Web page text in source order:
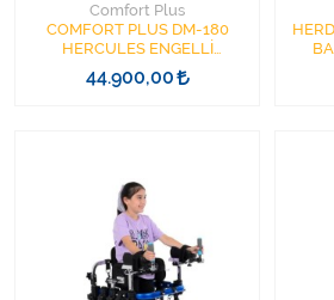
Comfort Plus
COMFORT PLUS DM-180
HERCULES ENGELLİ
TRANSFER LiFTİ
44.900,00